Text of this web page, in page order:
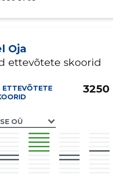
Oja
ettevõtete skoorid
ETTEVÕTETE
OÜ
3250